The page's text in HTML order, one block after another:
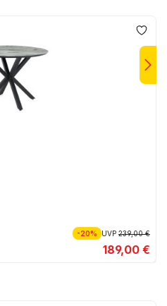
-20% UVP239,00 €
189,00 €